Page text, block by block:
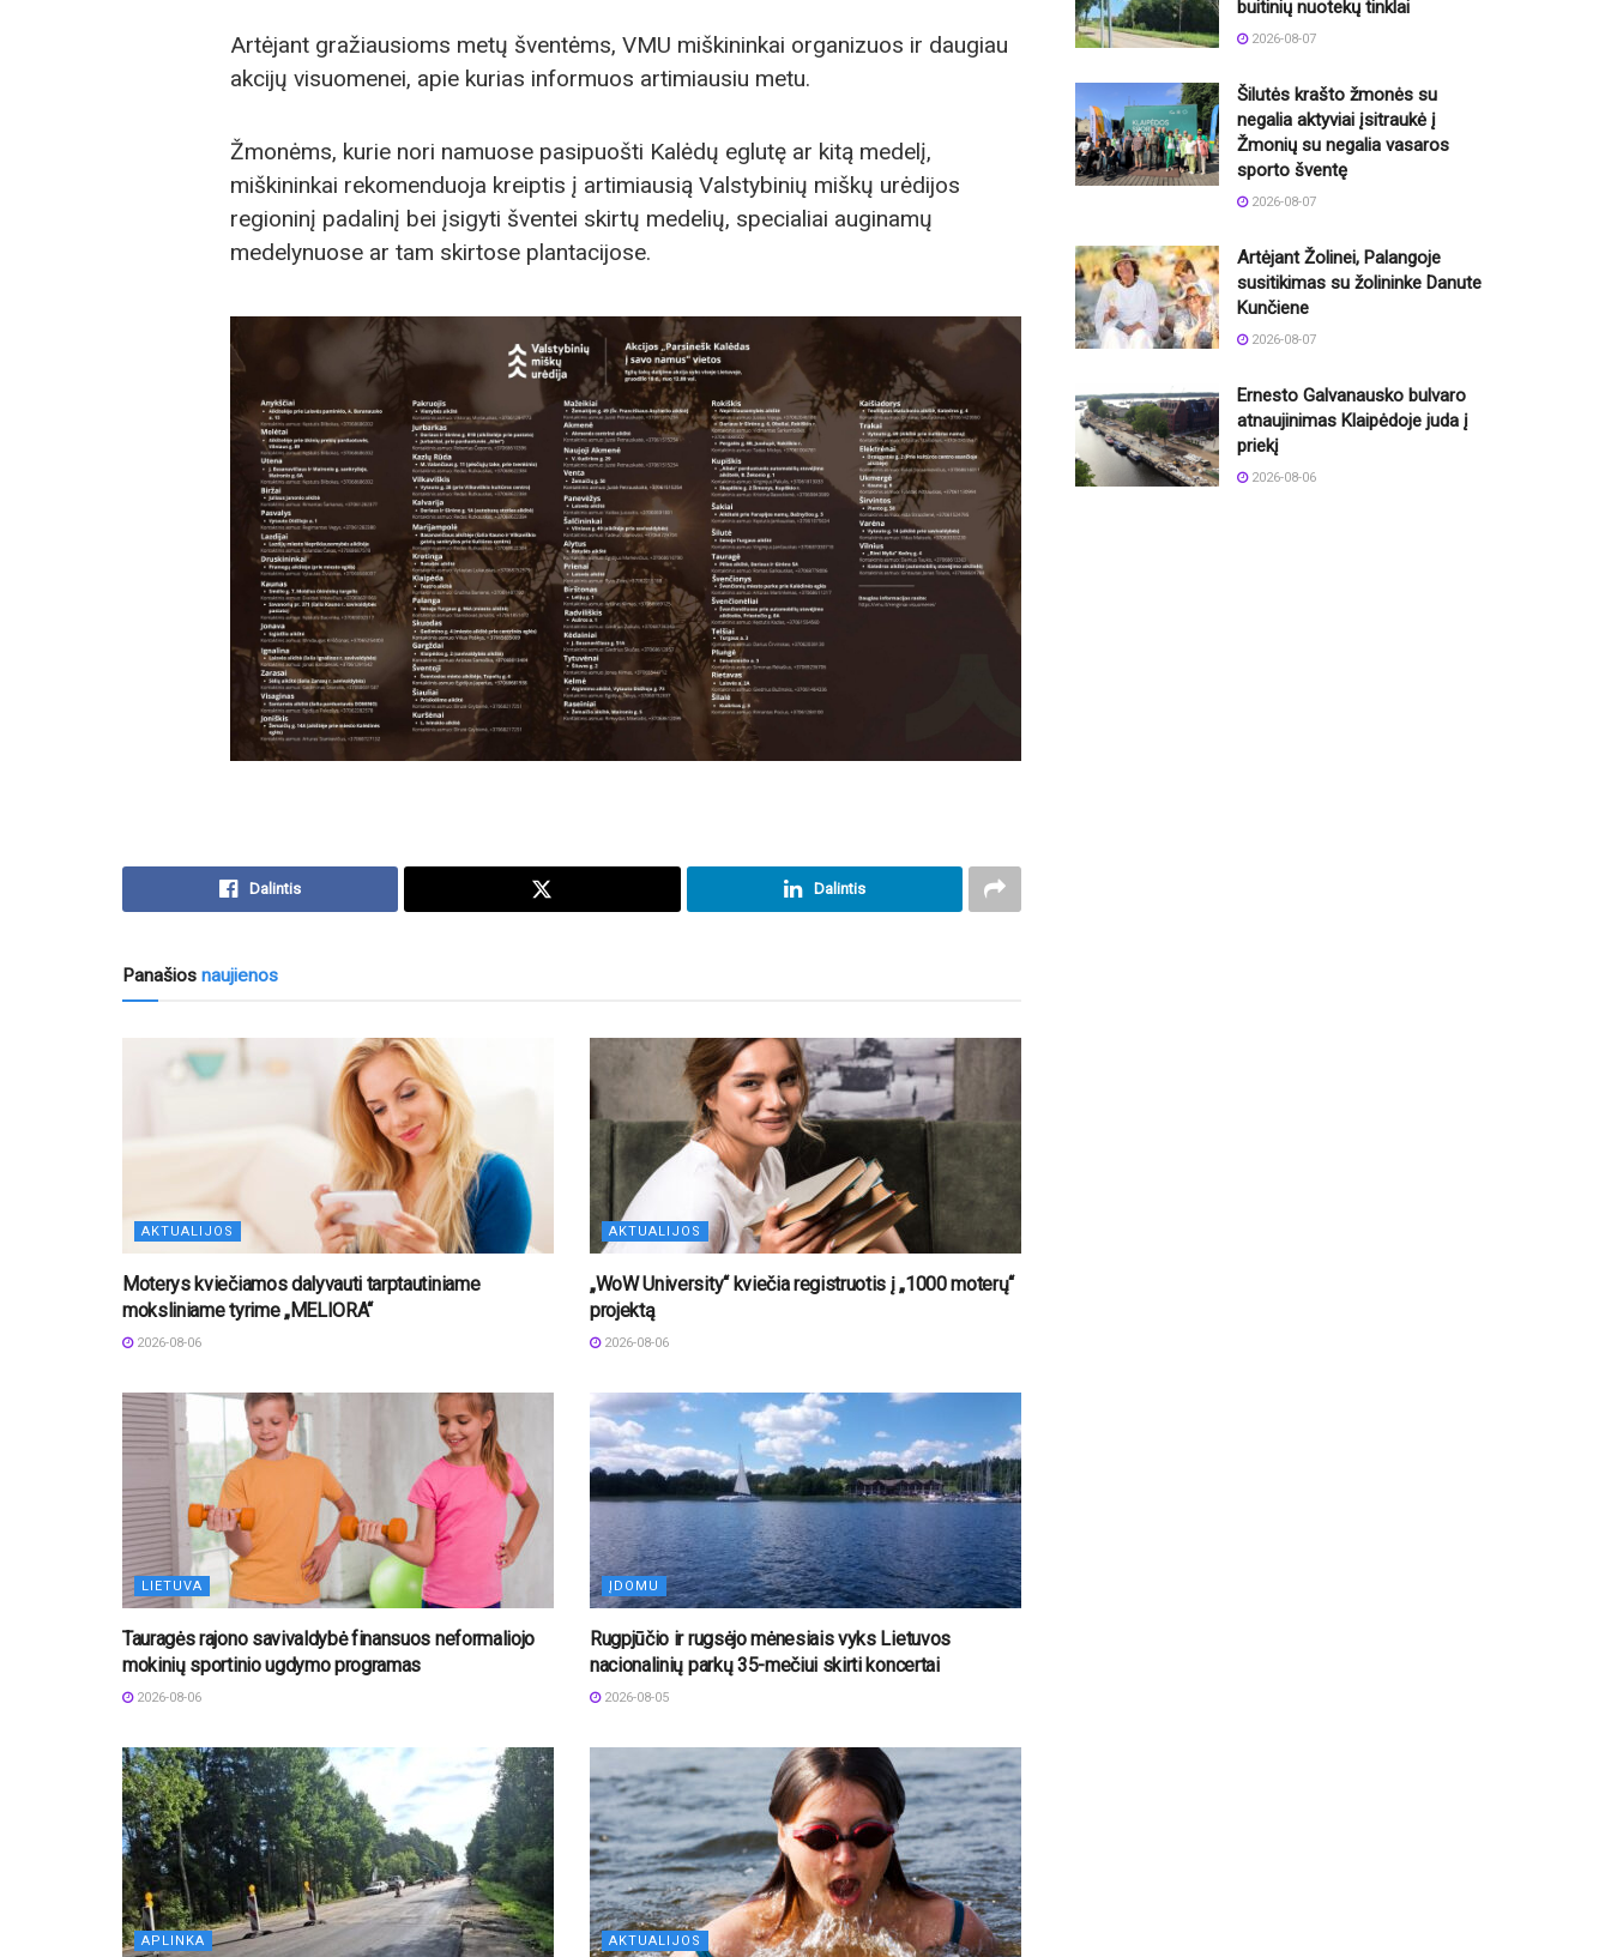
Artėjant gražiausioms metų šventėms, VMU miškininkai organizuos ir daugiau
akcijų visuomenei, apie kurias informuos artimiausiu metu.
Žmonėms, kurie nori namuose pasipuošti Kalėdų eglutę ar kitą medelį,
miškininkai rekomenduoja kreiptis į artimiausią Valstybinių miškų urėdijos
regioninį padalinį bei įsigyti šventei skirtų medelių, specialiai auginamų
medelynuose ar tam skirtose plantacijose.
Dalintis Dalintis
Panašios naujienos
AKTUALIJOS
Moterys kviečiamos dalyvauti tarptautiniame
moksliniame tyrime „MELIORA“
2026-08-06
AKTUALIJOS
„WoW University“ kviečia registruotis į „1000 moterų“
projektą
2026-08-06
LIETUVA
Tauragės rajono savivaldybė finansuos neformaliojo
mokinių sportinio ugdymo programas
2026-08-06
ĮDOMU
Rugpjūčio ir rugsėjo mėnesiais vyks Lietuvos
nacionalinių parkų 35-mečiui skirti koncertai
2026-08-05
APLINKA AKTUALIJOS
buitinių nuotekų tinklai
2026-08-07
Šilutės krašto žmonės su
negalia aktyviai įsitraukė į
Žmonių su negalia vasaros
sporto šventę
2026-08-07
Artėjant Žolinei, Palangoje
susitikimas su žolininke Danute
Kunčiene
2026-08-07
Ernesto Galvanausko bulvaro
atnaujinimas Klaipėdoje juda į
priekį
2026-08-06